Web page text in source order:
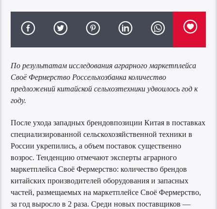
По результатам исследования аграрного маркетплейса
Своё Фермерство Россельхозбанка количество
предложений китайской сельхозтехники удвоилось год к
году.
После ухода западных брендовпозиции Китая в поставках
специализированной сельскохозяйственной техники в
России укрепились, а объем поставок существенно
возрос. Тенденцию отмечают эксперты аграрного
маркетплейса Своё Фермерство: количество брендов
китайских производителей оборудования и запасных
частей, размещаемых на маркетплейсе Своё Фермерство,
за год выросло в 2 раза. Среди новых поставщиков —